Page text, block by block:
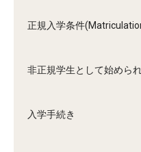
正規入学条件
非正規学生として始めら
入学手続き